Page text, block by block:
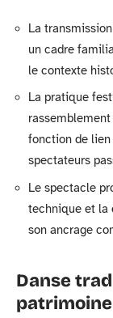
La
un cadre
le contexte
La pratique
fonction de
spectateurs
Le spectacle
technique et la
son ancrage
Danse